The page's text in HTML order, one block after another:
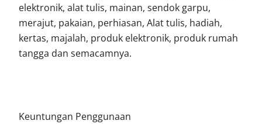
elektronik, alat tulis, mainan, sendok garpu,
merajut, pakaian, perhiasan, Alat tulis, hadiah,
kertas, majalah, produk elektronik, produk rumah
tangga dan semacamnya.
Keuntungan Penggunaan